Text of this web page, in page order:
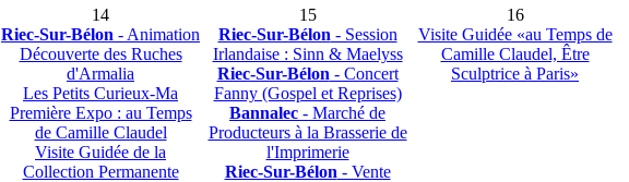
14
Riec-Sur-Bélon - Animation
Découverte des Ruches
d'Armalia
Les Petits Curieux-Ma
Première Expo : au Temps
de Camille Claudel
Visite Guidée de la
Collection Permanente
15
Riec-Sur-Bélon - Session
Irlandaise : Sinn & Maelyss
Riec-Sur-Bélon - Concert
Fanny (Gospel et Reprises)
Bannalec - Marché de
Producteurs à la Brasserie de
l'Imprimerie
Riec-Sur-Bélon - Vente
16
Visite Guidée «au Temps de
Camille Claudel, Être
Sculptrice à Paris»